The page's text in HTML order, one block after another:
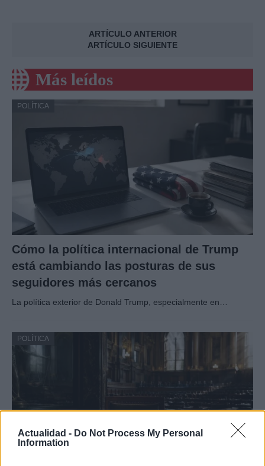
Actualidad - Do Not Process My Personal
Information
ARTÍCULO ANTERIOR
ARTÍCULO SIGUIENTE
Más leídos
POLÍTICA
Cómo la política internacional de Trump
está cambiando las posturas de sus
seguidores más cercanos
La política exterior de Donald Trump, especialmente en…
POLÍTICA